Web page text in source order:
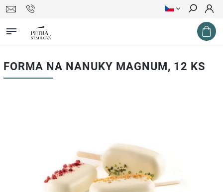
Hledat
FORMA NA NANUKY MAGNUM, 12 KS